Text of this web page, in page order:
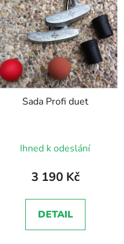
Sada Profi duet
Ihned k odeslání
3 190 Kč
DETAIL